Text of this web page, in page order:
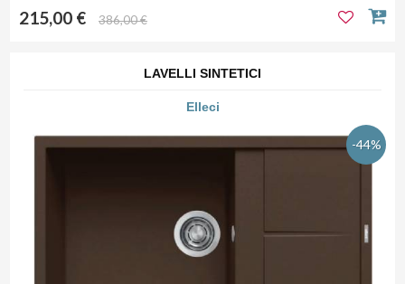
215,00 € 386,00 €
LAVELLI SINTETICI
Elleci
-44%